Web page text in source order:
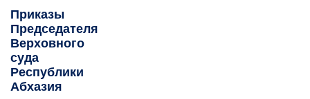
Приказы
Председателя
Верховного
суда
Республики
Абхазия